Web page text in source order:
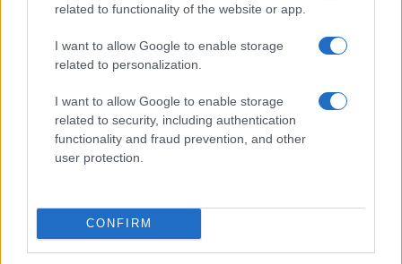
related to functionality of the website or app.
I want to allow Google to enable storage
related to personalization.
I want to allow Google to enable storage
related to security, including authentication
functionality and fraud prevention, and other
user protection.
CONFIRM
FUDBAL
09.09.16. 22:29
Bayern teško ali zasluženo slavio na teškom
gostovanju u Gelsenkirchenu